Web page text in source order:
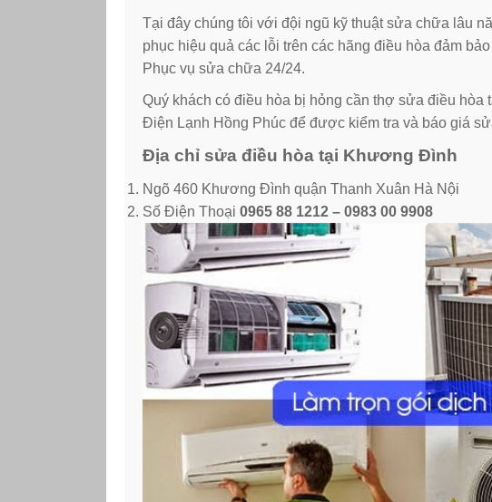
Tại đây chúng tôi với đội ngũ kỹ thuật sửa chữa lâu
phục hiệu quả các lỗi trên các hãng điều hòa đảm
Phục vụ sửa chữa 24/24.
Quý khách có điều hòa bị hỏng cần thợ sửa điều
Điện Lạnh Hồng Phúc để được kiểm tra và báo giá
Địa chỉ sửa điều hòa tại Khương Đình
Ngõ 460 Khương Đình quận Thanh Xuân Hà Nội
Số Điện Thoại 0965 88 1212 – 0983 00 9908